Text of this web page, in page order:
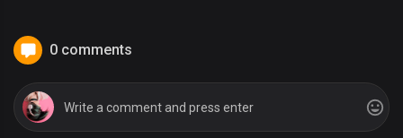
0 comments